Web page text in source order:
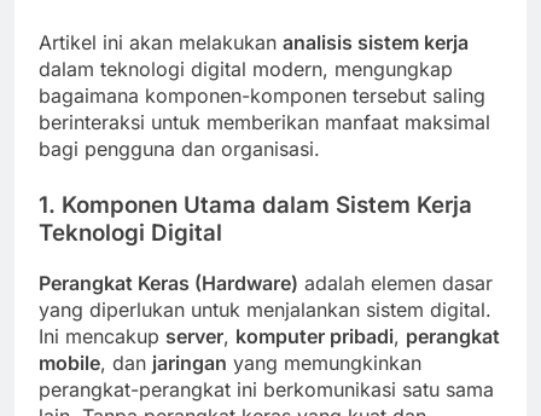
Artikel ini akan melakukan analisis sistem kerja
dalam teknologi digital modern, mengungkap
bagaimana komponen-komponen tersebut saling
berinteraksi untuk memberikan manfaat maksimal
bagi pengguna dan organisasi.
1. Komponen Utama dalam Sistem Kerja
Teknologi Digital
Perangkat Keras (Hardware) adalah elemen dasar
yang diperlukan untuk menjalankan sistem digital.
Ini mencakup server, komputer pribadi, perangkat
mobile, dan jaringan yang memungkinkan
perangkat-perangkat ini berkomunikasi satu sama